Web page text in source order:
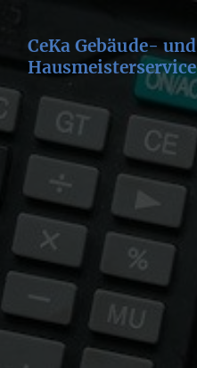
CeKa Gebäude- und
Hausmeisterservice